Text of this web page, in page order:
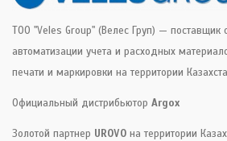
ТОО "Veles Group" (Велес Груп) — поставщик
автоматизации учета и расходных
печати и маркировки на территории
Официальный дистрибьютор Argox
Золотой партнер UROVO на территории